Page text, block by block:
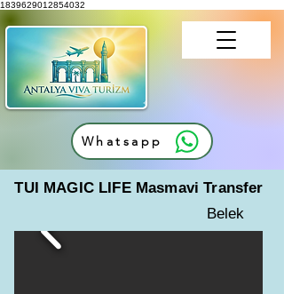
1839629012854032
Whatsapp
TUI MAGIC LIFE Masmavi Transfer
Belek